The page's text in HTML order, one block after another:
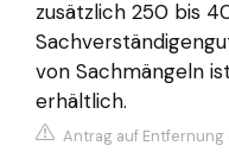
zusätzlich 250 bis
von Sachmängeln
erhältlich.
Antrag auf Entfernung